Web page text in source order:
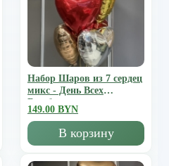
Набор Шаров из 7 сердец
микс - День Всех
Влюбленных
149.00 BYN
В корзину